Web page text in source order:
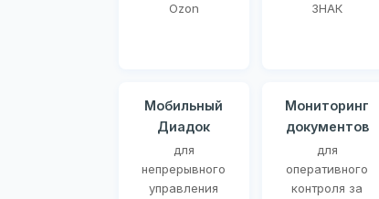
Ozon
ЗНАК
Мобильный
Диадок
для
непрерывного
управления
Мониторинг
документов
для
оперативного
контроля за